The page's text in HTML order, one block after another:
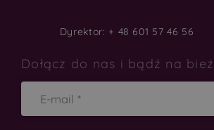
Dyrektor: + 48 601 57 46 56
Dołącz do nas i bądź na